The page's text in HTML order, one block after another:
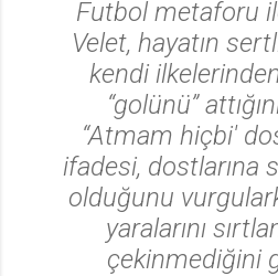
Futbol metaforu
Velet, hayatın
kendi
“golünü”
“Atmam hiçbi'
ifadesi, dostlarına
olduğunu
yaralarını
çekinmediğini